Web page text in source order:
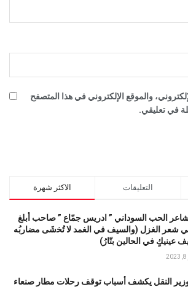
والموقع الإلكتروني في هذا المتصفح
في تعليقي.
الاكثر شهرة التعليقات
الحب السوداني ” ادريس جمّاع ” صاحب أبلغ
شعر الغزل (وﺍﻟﺴﻴﻒ ﻓﻲ الغمد ﻻ ﺗُﺨشَى مضاربُه
ﻋﻴﻨﻴﻚٍ ﻓﻲ ﺍﻟﺤﺎﻟﻴﻦ ﺑﺘّﺎﺭُ)
النقل يكشف أسباب توقف رحلات مطار صنعاء